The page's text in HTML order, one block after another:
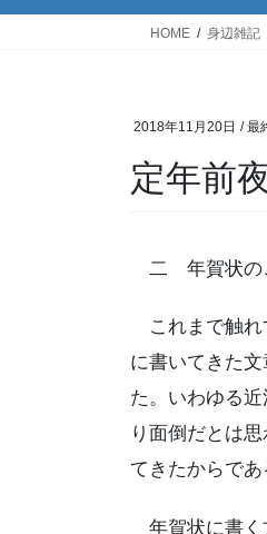
HOME 身辺雑記
2018年11月20日 / 最
定年前
二 年賀状の
これまで触れ
に書いてきた
た。いわゆる
り面倒だとは
てきたからであ
年賀状に書く